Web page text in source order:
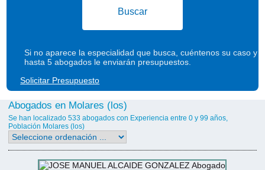
Buscar
Si no aparece la especialidad que busca, cuéntenos su caso y
hasta 5 abogados le enviarán presupuestos.
Solicitar Presupuesto
Abogados en Molares (los)
Se han localizado 533 abogados con Experiencia entre 0 y 99 años,
Población Molares (los)